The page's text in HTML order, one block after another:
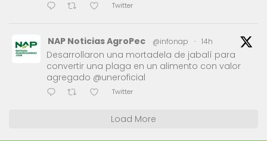
Twitter
NAP Noticias AgroPec @infonap · 14h
Desarrollaron una mortadela de jabalí para
convertir una plaga en un alimento con valor
agregado @uneroficial
Twitter
Load More